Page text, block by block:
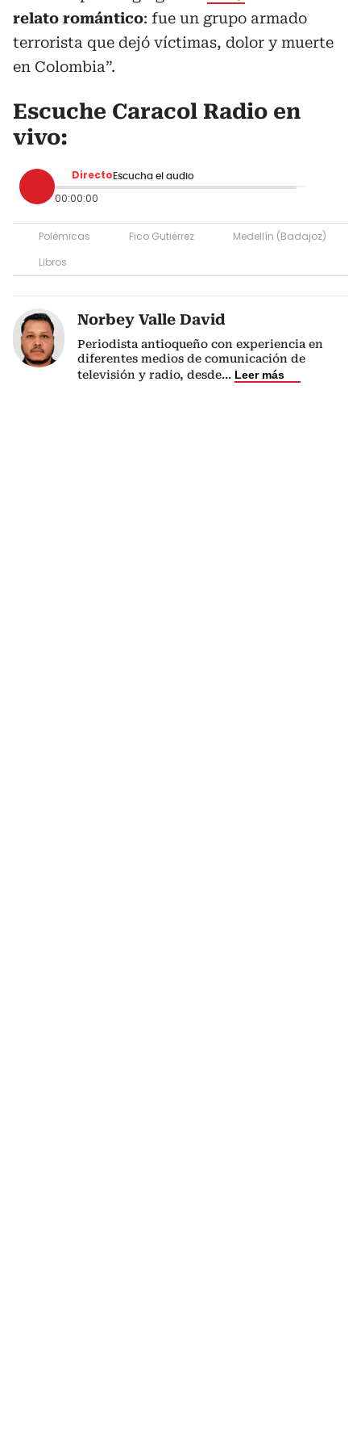
relato romántico: fue un grupo armado
terrorista que dejó víctimas, dolor y muerte
en Colombia”.
Escuche Caracol Radio en
vivo:
Directo Escucha el audio
00:00:00
Polémicas Fico Gutiérrez
Medellín (Badajoz)
Libros
Norbey Valle David
Periodista antioqueño con experiencia en
diferentes medios de comunicación de
televisión y radio, desde... Leer más